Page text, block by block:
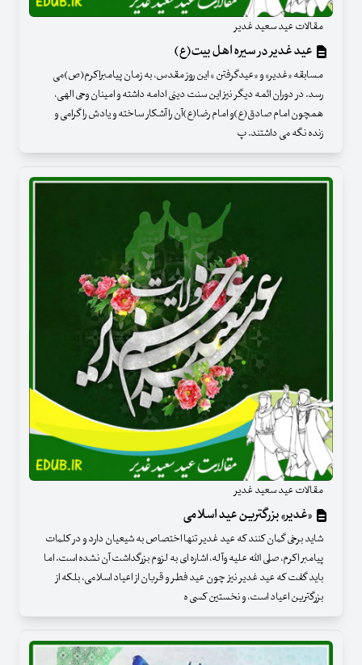
مقالات عید سعید غدیر
عید غدیر در سیره اهل بیت(ع)
مسابقه «غدیر» و «عیدگرفتن » این روز مقدس، به زمان پیامبراکرم(ص)می
رسد. در دوران ائمه دیگر نیز این سنت دینی ادامه داشته و امینان وحی الهی،
همچون امام صادق(ع)و امام رضا(ع)آن را آشکار ساخته و یادش را گرامی و
زنده نگه می داشتند. پ
مقالات عید سعید غدیر
«غدیر» بزرگترین عید اسلامی
شاید برخی گمان کنند که عید غدیر تنها اختصاص به شیعیان دارد و در کلمات
پیامبر اکرم، صلی الله علیه وآله، اشاره ای به لزوم بزرگداشت آن نشده است. اما
باید گفت که عید غدیر نیز چون عید فطر و قربان از اعیاد اسلامی، بلکه از
بزرگترین اعیاد است، و نخستین کسی ه